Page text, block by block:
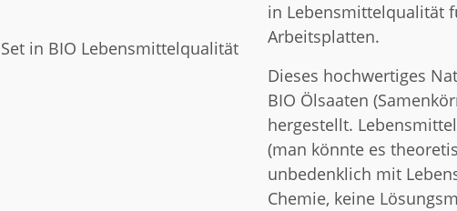
in Lebensmittelqualität
Arbeitsplatten.
Dieses hochwertiges
BIO Ölsaaten
hergestellt.
(man könnte es
unbedenklich mit
Chemie, keine